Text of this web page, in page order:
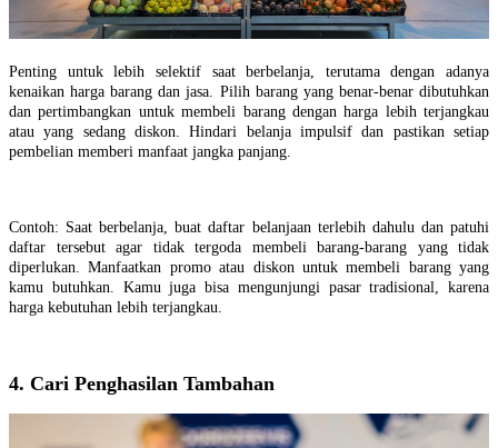
Penting untuk lebih selektif saat berbelanja, terutama dengan adanya
kenaikan harga barang dan jasa. Pilih barang yang benar-benar dibutuhkan
dan pertimbangkan untuk membeli barang dengan harga lebih terjangkau
atau yang sedang diskon. Hindari belanja impulsif dan pastikan setiap
pembelian memberi manfaat jangka panjang.
Contoh: Saat berbelanja, buat daftar belanjaan terlebih dahulu dan patuhi
daftar tersebut agar tidak tergoda membeli barang-barang yang tidak
diperlukan. Manfaatkan promo atau diskon untuk membeli barang yang
kamu butuhkan. Kamu juga bisa mengunjungi pasar tradisional, karena
harga kebutuhan lebih terjangkau.
4. Cari Penghasilan Tambahan